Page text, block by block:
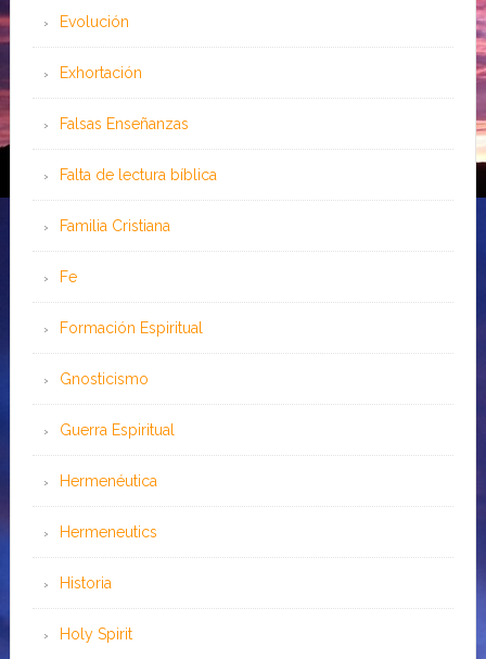
Evolución
Exhortación
Falsas Enseñanzas
Falta de lectura bíblica
Familia Cristiana
Fe
Formación Espiritual
Gnosticismo
Guerra Espiritual
Hermenéutica
Hermeneutics
Historia
Holy Spirit